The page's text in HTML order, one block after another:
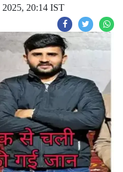
20:14 IST